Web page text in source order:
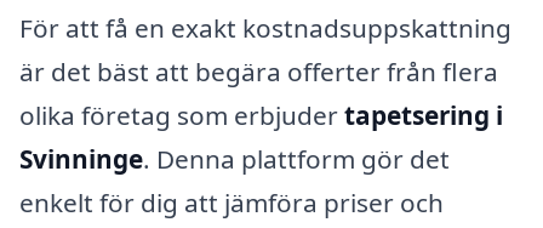
För att få en exakt kostnadsuppskattning
är det bäst att begära offerter från flera
olika företag som erbjudertapetsering i
Svinninge. Denna plattform gör det
enkelt för dig att jämföra priser och